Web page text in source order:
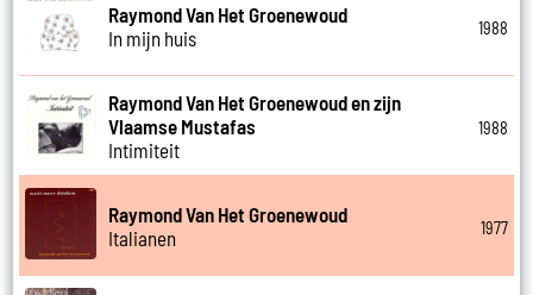
Raymond Van Het Groenewoud
In mijn huis
1988
Raymond Van Het Groenewoud en zijn
Vlaamse Mustafas
Intimiteit
1988
Raymond Van Het Groenewoud
Italianen
1977